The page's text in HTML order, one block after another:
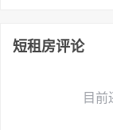
短租房评论
目